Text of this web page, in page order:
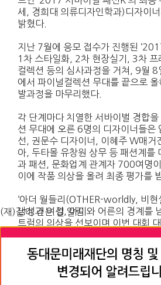
세, 경희대 의류디자인학과)디자이
밝혔다.
지난 7월에 응모 접수가 진행된
1차 스타일화, 2차 현장실기, 3차 프
컬렉션 등의 심사과정을 거쳐, 9월 8
에서 파이널컬렉션 무대를 끝으로
발과정을 마무리했다.
각 단계마다 치열한 서바이벌 경합
션 무대에 오른 6명의 디자이너들은
선, 권문수 디자이너, 이혜주 W매거
아, 두타몰 유창원 상무 등 패션계를
과 패션, 문화업계 관계자 700여명
이에 작품 의상을 올려 최종 평가를
‘아더 월들리(OTHER-worldly, 비현
남성과 여성, 아이와 어른의 경계를
트럼의 의상을 선보이며 이번 대회
은 강 디자이너에게는 본인의 브랜
회와 함께 두타몰 1년 무상입점, 창
패션창작스튜디오 입주, 2018 S/S
이션넥스트 참가 등의 다양한 특전이
(재)같이 걷는 길 알림